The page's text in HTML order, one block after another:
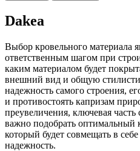
Dakea
Выбор кровельного материала
ответственным шагом при
каким материалом будет
внешний вид и общую
надежность самого строения,
и противостоять капризам
преувеличения, ключевая
важно подобрать оптимальный
который будет совмещать в
надежность.